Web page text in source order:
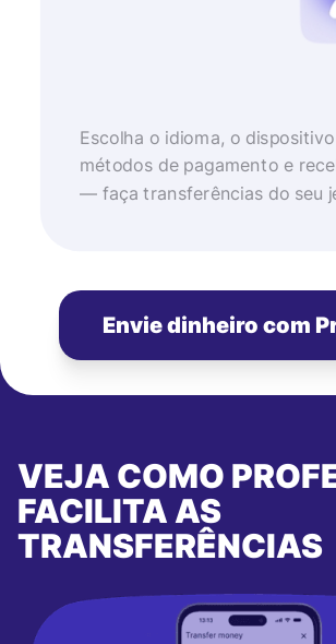
Escolha o idioma, o
métodos de pagamento e
— faça transferências do seu
Envie dinheiro com
VEJA COMO
FACILITA AS
TRANSFERÊNCIAS